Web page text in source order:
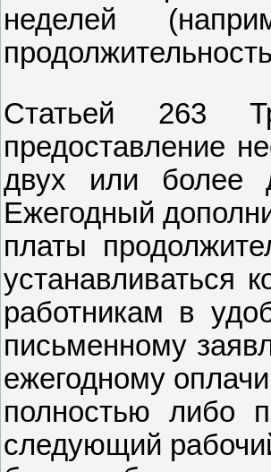
неделей
Статьей 263
предоставление
двух или более
Ежегодный
платы
устанавливаться
работникам в
письменному
ежегодному
полностью либо
следующий